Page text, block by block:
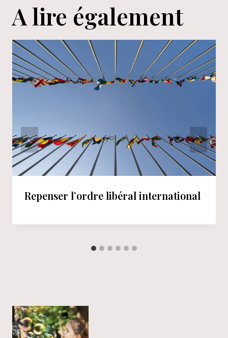
A lire également
Repenser l’ordre libéral international